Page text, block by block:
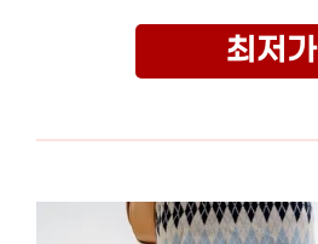
최저가